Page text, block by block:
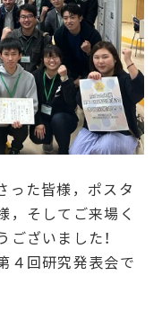
った皆様，ポスタ
，そしてご来場く
ざいました！
４回研究発表会で